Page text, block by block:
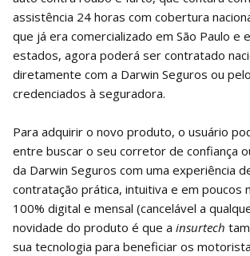
assistência 24 horas com cobertura
que já era comercializado em São Paulo e
estados, agora poderá ser contratado
diretamente com a Darwin Seguros ou
credenciados à seguradora.
Para adquirir o novo produto, o usuário
entre buscar o seu corretor de confiança
da Darwin Seguros com uma experiência
contratação prática, intuitiva e em poucos
100% digital e mensal (cancelável a
novidade do produto é que a insurtech
sua tecnologia para beneficiar os